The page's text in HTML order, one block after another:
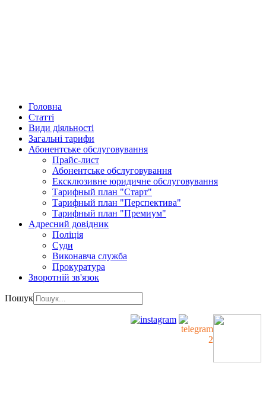
Головна
Статті
Види діяльності
Загальні тарифи
Абонентське обслуговування
Прайс-лист
Абонентське обслуговування
Ексклюзивне юридичне обслуговування
Тарифный план "Старт"
Тарифный план "Перспектива"
Тарифный план "Премиум"
Адресний довідник
Поліція
Суди
Виконавча служба
Прокуратура
Зворотній зв'язок
Пошук